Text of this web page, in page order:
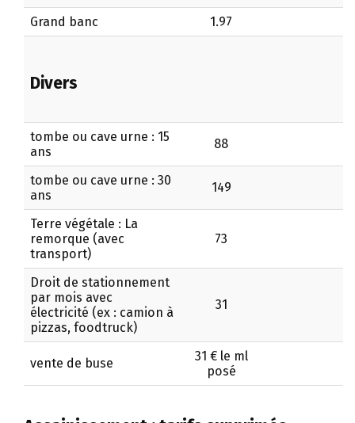
Grand banc
1.97
Divers
tombe ou cave urne : 15
ans
88
tombe ou cave urne : 30
ans
149
Terre végétale : La
remorque (avec
transport)
73
Droit de stationnement
par mois avec
électricité (ex : camion à
pizzas, foodtruck)
31
vente de buse
31 € le ml
posé